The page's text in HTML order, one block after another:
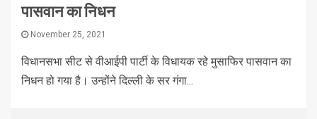
पासवान का निधन
November 25, 2021
विधानसभा सीट से वीआईपी पार्टी के विधायक रहे मुसाफिर पासवान का
निधन हो गया है। उन्होंने दिल्ली के सर गंगा...